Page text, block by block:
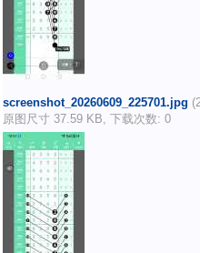
screenshot_20260609_225701.jpg
原图尺寸 37.59 KB, 下载次数: 0